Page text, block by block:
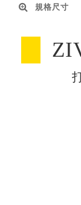
規格尺寸